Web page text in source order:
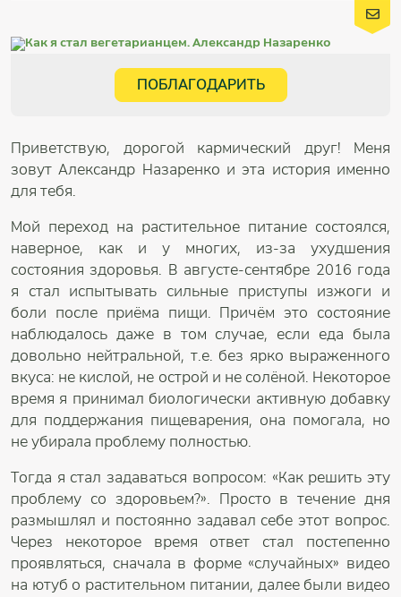
ПОБЛАГОДАРИТЬ
Приветствую, дорогой кармический друг! Меня
зовут Александр Назаренко и эта история именно
для тебя.
Мой переход на растительное питание состоялся,
наверное, как и у многих, из-за ухудшения
состояния здоровья. В августе-сентябре 2016 года
я стал испытывать сильные приступы изжоги и
боли после приёма пищи. Причём это состояние
наблюдалось даже в том случае, если еда была
довольно нейтральной, т.е. без ярко выраженного
вкуса: не кислой, не острой и не солёной. Некоторое
время я принимал биологически активную добавку
для поддержания пищеварения, она помогала, но
не убирала проблему полностью.
Тогда я стал задаваться вопросом: «Как решить эту
проблему со здоровьем?». Просто в течение дня
размышлял и постоянно задавал себе этот вопрос.
Через некоторое время ответ стал постепенно
проявляться, сначала в форме «случайных» видео
на ютуб о растительном питании, далее были видео